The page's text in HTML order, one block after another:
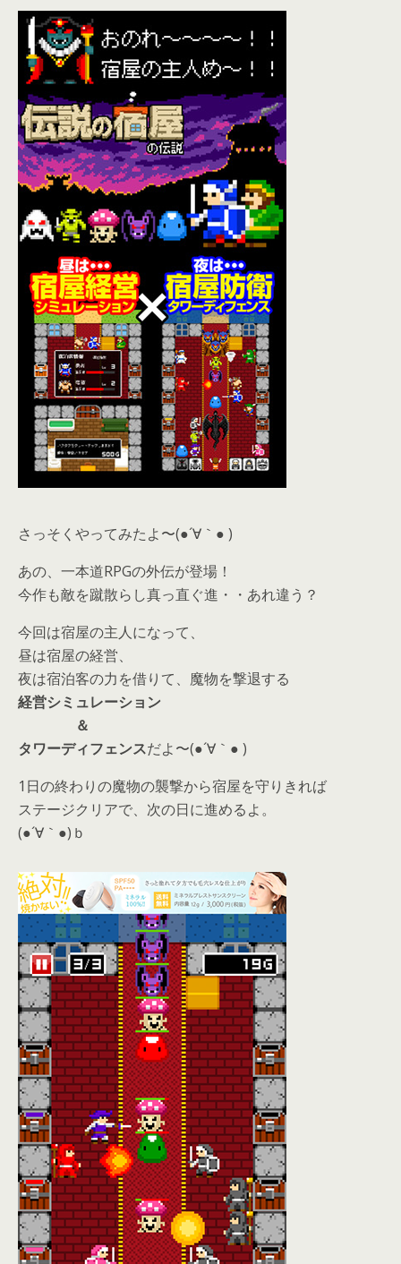
さっそくやってみたよ〜(●´∀｀● )
あの、一本道RPGの外伝が登場！
今作も敵を蹴散らし真っ直ぐ進・・あれ違う？
今回は宿屋の主人になって、
昼は宿屋の経営、
夜は宿泊客の力を借りて、魔物を撃退する
経営シミュレーション
＆
タワーディフェンスだよ〜(●´∀｀● )
1日の終わりの魔物の襲撃から宿屋を守りきれば
ステージクリアで、次の日に進めるよ。
(●´∀｀●)ｂ